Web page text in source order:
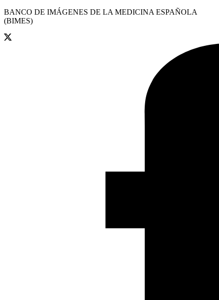
BANCO DE IMÁGENES DE LA MEDICINA ESPAÑOLA
(BIMES)